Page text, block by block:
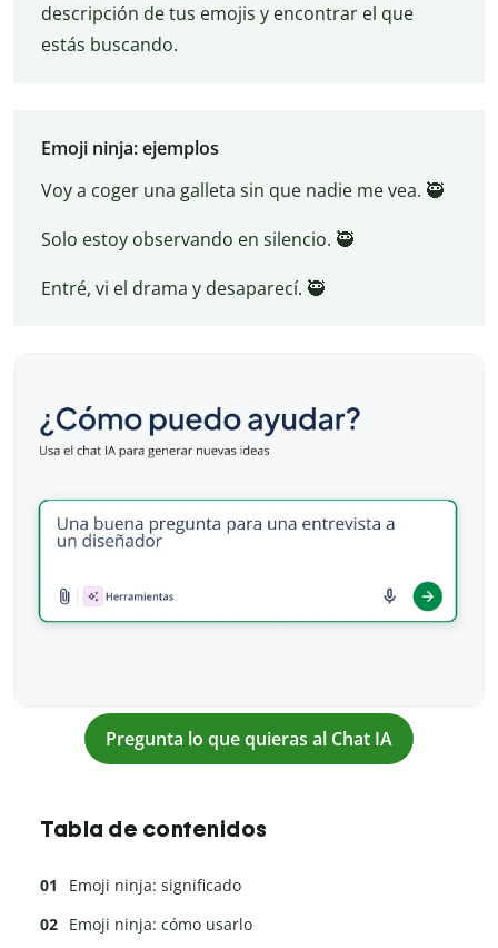
descripción de tus emojis y encontrar el que
estás buscando.
Emoji ninja: ejemplos
Voy a coger una galleta sin que nadie me vea. 🥷
Solo estoy observando en silencio. 🥷
Entré, vi el drama y desaparecí. 🥷
Pregunta lo que quieras al Chat IA
Tabla de contenidos
Emoji ninja: significado
Emoji ninja: cómo usarlo